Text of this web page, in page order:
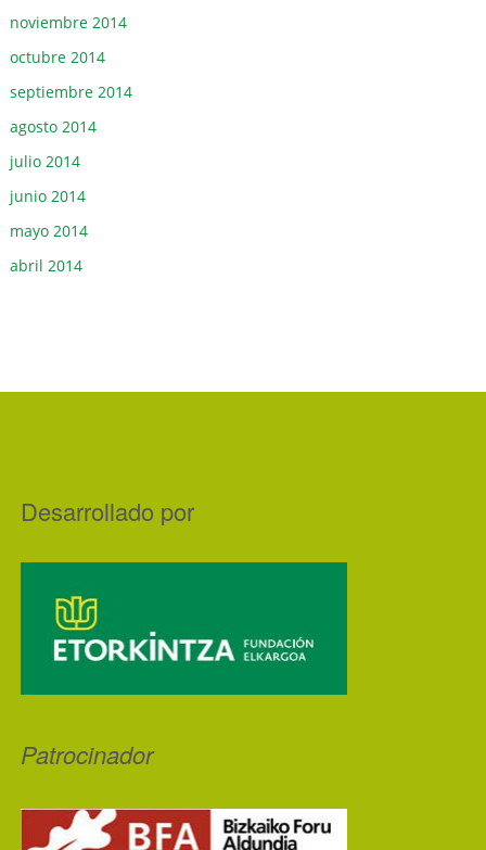
noviembre 2014
octubre 2014
septiembre 2014
agosto 2014
julio 2014
junio 2014
mayo 2014
abril 2014
Desarrollado por
Patrocinador